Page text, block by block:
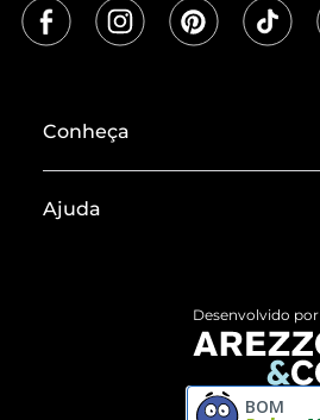
Conheça
Termos de Uso
ZZ MALL é confiável
Ajuda
Devolução do Produto
Compre pelo WhatsApp
Desenvolvido por
BOM